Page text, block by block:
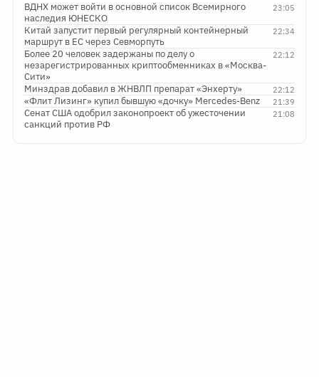
23:05
ВДНХ может войти в основной список Всемирного
наследия ЮНЕСКО
22:34
Китай запустит первый регулярный контейнерный
маршрут в ЕС через Севморпуть
22:12
Более 20 человек задержаны по делу о
незарегистрированных криптообменниках в «Москва-
Сити»
22:12
Минздрав добавил в ЖНВЛП препарат «Энхерту»
21:39
«Флит Лизинг» купил бывшую «дочку» Mercedes-Benz
21:08
Сенат США одобрил законопроект об ужесточении
санкций против РФ